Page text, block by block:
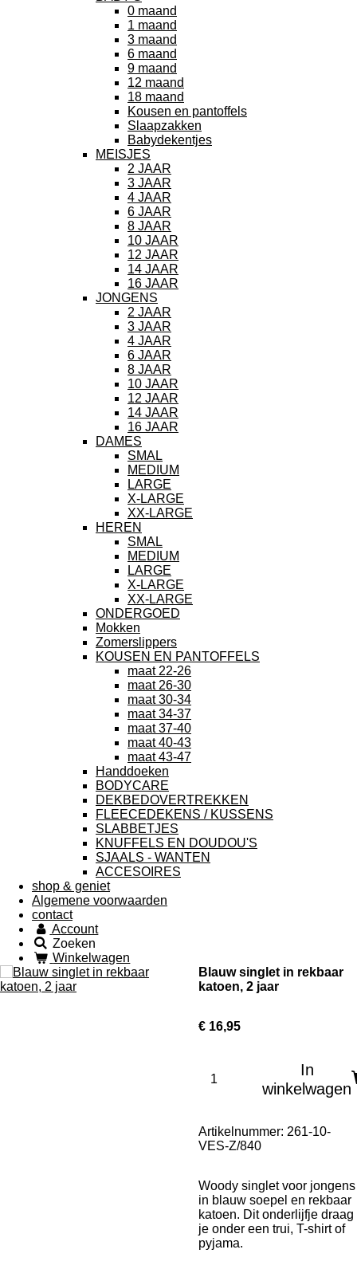
0 maand
1 maand
3 maand
6 maand
9 maand
12 maand
18 maand
Kousen en pantoffels
Slaapzakken
Babydekentjes
MEISJES
2 JAAR
3 JAAR
4 JAAR
6 JAAR
8 JAAR
10 JAAR
12 JAAR
14 JAAR
16 JAAR
JONGENS
2 JAAR
3 JAAR
4 JAAR
6 JAAR
8 JAAR
10 JAAR
12 JAAR
14 JAAR
16 JAAR
DAMES
SMAL
MEDIUM
LARGE
X-LARGE
XX-LARGE
HEREN
SMAL
MEDIUM
LARGE
X-LARGE
XX-LARGE
ONDERGOED
Mokken
Zomerslippers
KOUSEN EN PANTOFFELS
maat 22-26
maat 26-30
maat 30-34
maat 34-37
maat 37-40
maat 40-43
maat 43-47
Handdoeken
BODYCARE
DEKBEDOVERTREKKEN
FLEECEDEKENS / KUSSENS
SLABBETJES
KNUFFELS EN DOUDOU'S
SJAALS - WANTEN
ACCESOIRES
shop & geniet
Algemene voorwaarden
contact
Account
Zoeken
Winkelwagen
Blauw singlet in rekbaar
katoen, 2 jaar
€ 16,95
In
winkelwagen
Artikelnummer: 261-10-
VES-Z/840
Woody singlet voor jongens
in blauw soepel en rekbaar
katoen. Dit onderlijfje draag
je onder een trui, T-shirt of
pyjama.